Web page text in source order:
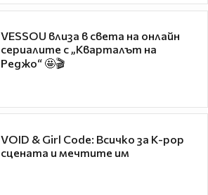
VESSOU влиза в света на онлайн
сериалите с „Кварталът на
Реджо“ 🤩🎬
VOID & Girl Code: Всичко за K-pop
сцената и мечтите им